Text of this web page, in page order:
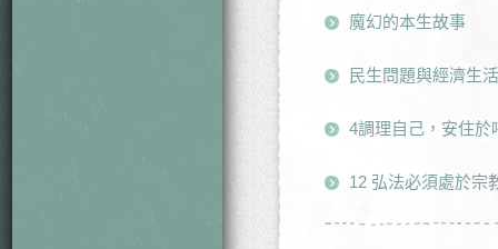
魔幻的本生故事
民生問題與經濟生
4調理自己，安住於
12 弘法必須處於宗